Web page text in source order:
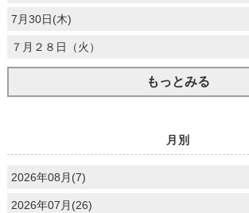
7月30日(木)
７月２８日（火）
もっとみる
月別
2026年08月(7)
2026年07月(26)